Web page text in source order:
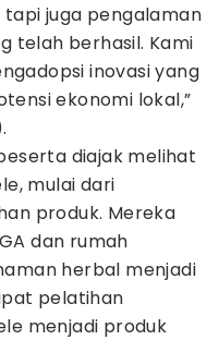
juga pengalaman
telah berhasil. Kami
inovasi yang
ekonomi lokal,”
diajak melihat
mulai dari
produk. Mereka
dan rumah
herbal menjadi
pelatihan
menjadi produk